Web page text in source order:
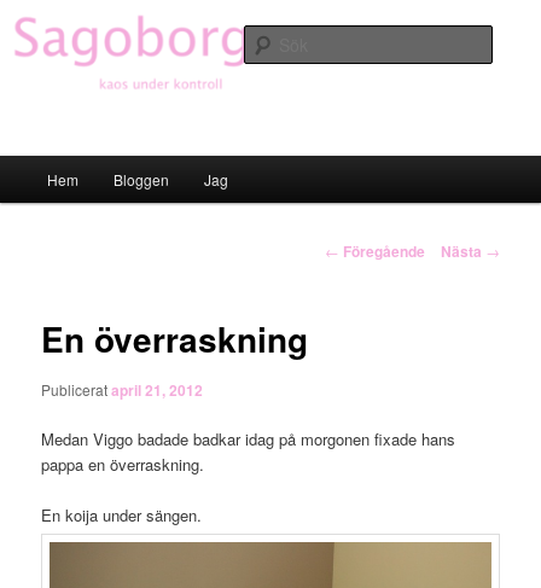
Hoppa
till
primärt
Hem Bloggen Jag
Inläggsnavigering
← Föregående Nästa →
En överraskning
Publiceratapril 21, 2012
Medan Viggo badade badkar idag på morgonen fixade hans
pappa en överraskning.
En koija under sängen.